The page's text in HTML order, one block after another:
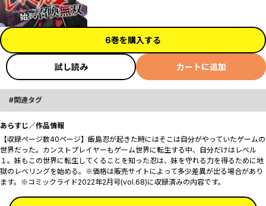
6巻を購入する
試し読み カートに追加
関連タグ
あらすじ／作品情報
【収録ページ数40ページ】飯島忍が起きた時にはそこは自分がやっていたゲームの
世界だった。カンストプレイヤーもゲーム世界に転生する中、自分だけはレベル
１。妹もこの世界に転生してくることを知った忍は、妹を守れる力を得るために地
獄のレベリングを始める――。※価格は販売サイトによって多少差異が出る場合があり
ます。※コミックライド2022年2月号(vol.68)に収録済みの内容です。